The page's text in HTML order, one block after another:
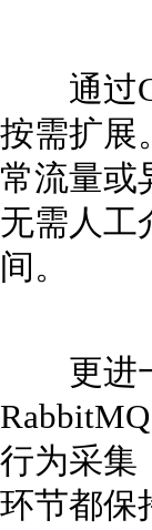
通过Go
按需扩展
常流量或
无需人工
间。
更进一
行为采集
环节都保